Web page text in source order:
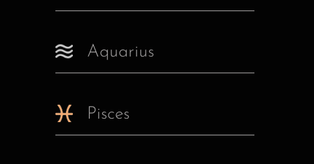
Aquarius
Pisces